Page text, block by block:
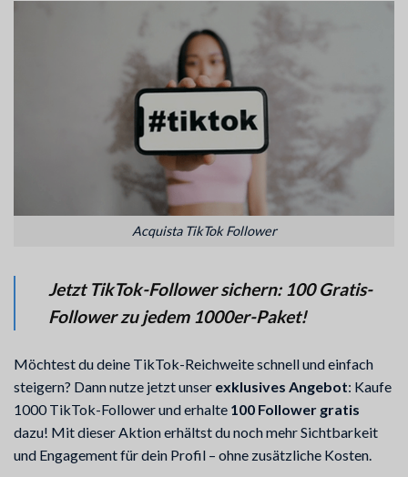
Acquista TikTok Follower
Jetzt TikTok-Follower sichern: 100 Gratis-
Follower zu jedem 1000er-Paket!
Möchtest du deine TikTok-Reichweite schnell und einfach
steigern? Dann nutze jetzt unser exklusives Angebot: Kaufe
1000 TikTok-Follower und erhalte 100 Follower gratis
dazu! Mit dieser Aktion erhältst du noch mehr Sichtbarkeit
und Engagement für dein Profil – ohne zusätzliche Kosten.